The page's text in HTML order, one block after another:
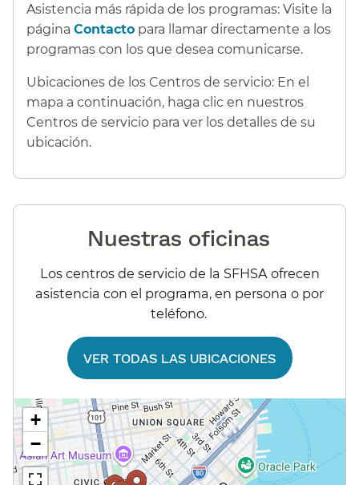
Asistencia más rápida de los programas: Visite la
página Contacto para llamar directamente a los
programas con los que desea comunicarse.​​
Ubicaciones de los Centros de servicio: En el
mapa a continuación, haga clic en nuestros
Centros de servicio para ver los detalles de su
ubicación.​​
Nuestras oficinas​​
Los centros de servicio de la SFHSA ofrecen
asistencia con el programa, en persona o por
teléfono.​​
VER TODAS LAS UBICACIONES​​
+
−